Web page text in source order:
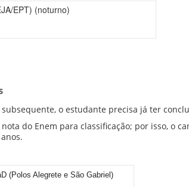
EPT) (noturno)
o estudante precisa já ter
do Enem para classificação; por isso, o
(Polos Alegrete e São Gabriel)